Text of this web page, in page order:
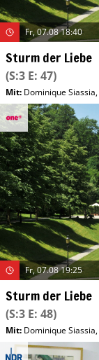
Fr, 07.08 18:40
Sturm der Liebe
(S:3 E: 47)
Mit: Dominique Siassia,
Fr, 07.08 19:25
Sturm der Liebe
(S:3 E: 48)
Mit: Dominique Siassia,